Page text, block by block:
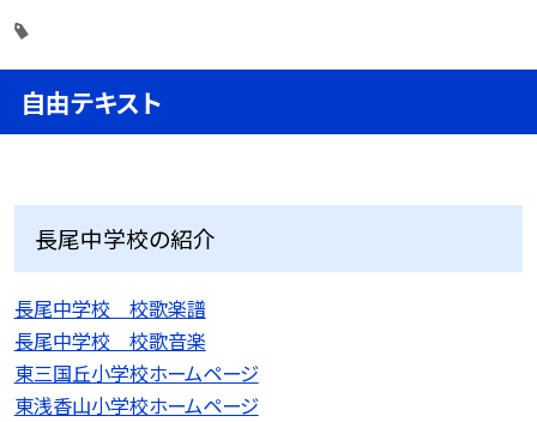
自由テキスト
長尾中学校の紹介
長尾中学校 校歌楽譜
長尾中学校 校歌音楽
東三国丘小学校ホームページ
東浅香山小学校ホームページ